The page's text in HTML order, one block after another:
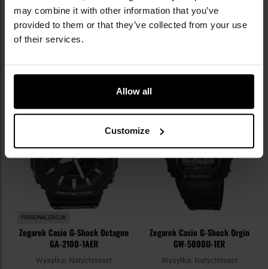
may combine it with other information that you’ve
provided to them or that they’ve collected from your use
of their services.
Allow all
Customize
Sugerowana cena
producenta1 840,00 zł
Sugerowana cena
producenta569,00 zł
Dodaj
do
schowka
PERSONALIZACJA
Zegarek Casio G-Shock Octagon
GA-2100-1AER
Wysyłka: Natychmiast
Zegarek Casio G-Shock Orgin
GW-5000U-1ER
Wysyłka: Natychmiast